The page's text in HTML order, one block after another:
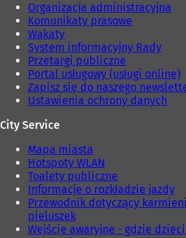
Organizacja administracyjna
Komunikaty prasowe
Wakaty
System informacyjny Rady
Przetargi publiczne
Portal usługowy (usługi online)
Zapisz się do naszego
Ustawienia ochrony danych
City Service
Mapa miasta
Hotspoty WLAN
Toalety publiczne
Informacje o rozkładzie jazdy
Przewodnik dotyczący
pieluszek
Wejście awaryjne - gdzie